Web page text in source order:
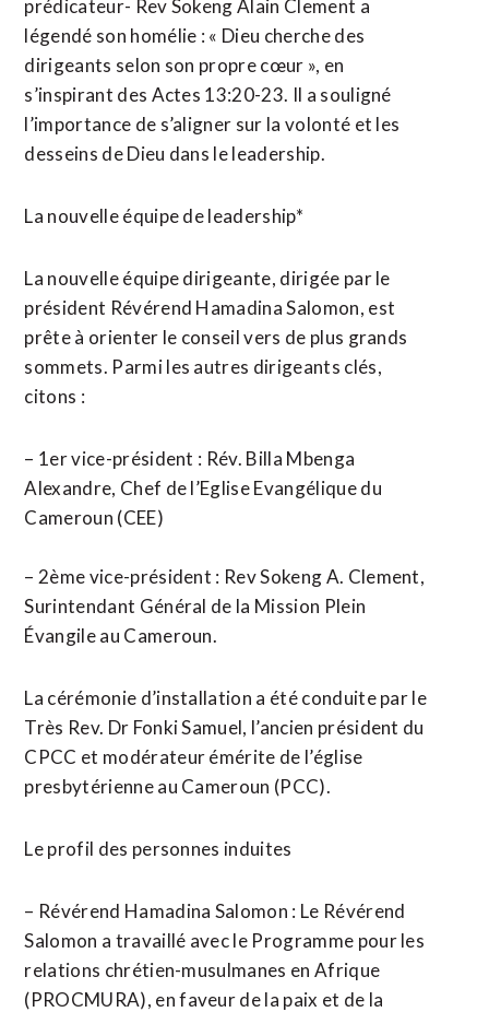
prédicateur- Rev Sokeng Alain Clement a
légendé son homélie : « Dieu cherche des
dirigeants selon son propre cœur », en
s’inspirant des Actes 13:20-23. Il a souligné
l’importance de s’aligner sur la volonté et les
desseins de Dieu dans le leadership.
La nouvelle équipe de leadership*
La nouvelle équipe dirigeante, dirigée par le
président Révérend Hamadina Salomon, est
prête à orienter le conseil vers de plus grands
sommets. Parmi les autres dirigeants clés,
citons :
– 1er vice-président : Rév. Billa Mbenga
Alexandre, Chef de l’Eglise Evangélique du
Cameroun (CEE)
– 2ème vice-président : Rev Sokeng A. Clement,
Surintendant Général de la Mission Plein
Évangile au Cameroun.
La cérémonie d’installation a été conduite par le
Très Rev. Dr Fonki Samuel, l’ancien président du
CPCC et modérateur émérite de l’église
presbytérienne au Cameroun (PCC).
Le profil des personnes induites
– Révérend Hamadina Salomon : Le Révérend
Salomon a travaillé avec le Programme pour les
relations chrétien-musulmanes en Afrique
(PROCMURA), en faveur de la paix et de la